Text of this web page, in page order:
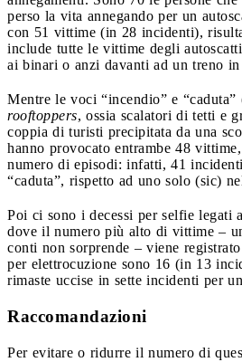
perso la vita annegando per un
con 51 vittime (in 28 incidenti),
include tutte le vittime degli
ai binari o anzi davanti ad un treno in
Mentre le voci “incendio” e
rooftoppers, ossia scalatori di tetti e
coppia di turisti precipitata da una
hanno provocato entrambe 48
numero di episodi: infatti, 41
“caduta”, rispetto ad uno solo (sic)
Poi ci sono i decessi per selfie legati
dove il numero più alto di vittime –
conti non sorprende – viene
per elettrocuzione sono 16 (in 13
rimaste uccise in sette incidenti per
Raccomandazioni
Per evitare o ridurre il numero di